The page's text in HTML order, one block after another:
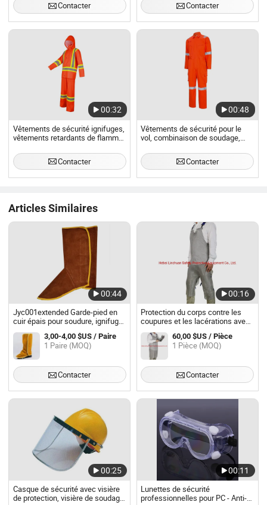
Contacter
Contacter
00:32
Vêtements de sécurité ignifuges,
vêtements retardants de flamme,
arcs électriques, vêtements de
soudage
Contacter
00:48
Vêtements de sécurité pour le
vol, combinaison de soudage,
combinaison ignifuge
Contacter
Articles Similaires
00:44
Jyc001extended Garde-pied en
cuir épais pour soudure, ignifuge,
prévient les brûlures, couvre-
chaussures3,00-4,00 $US / Paire
1 Paire (MOQ)
Contacter
00:16
Protection du corps contre les
coupures et les lacérations avec
un tablier en mailles métalliques
à jambes séparées
60,00 $US / Pièce
1 Pièce (MOQ)
Contacter
00:25
Casque de sécurité avec visière
de protection, visière de soudage
00:11
Lunettes de sécurité
professionnelles pour PC - Anti-